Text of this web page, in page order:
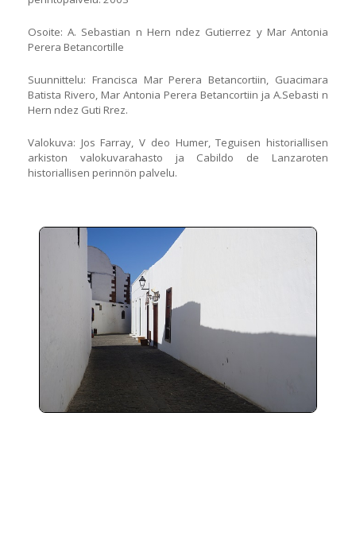
Osoite: A. Sebastian n Hern ndez Gutierrez y Mar Antonia
Perera Betancortille
Suunnittelu: Francisca Mar Perera Betancortiin, Guacimara
Batista Rivero, Mar Antonia Perera Betancortiin ja A.Sebasti n
Hern ndez Guti Rrez.
Valokuva: Jos Farray, V deo Humer, Teguisen historiallisen
arkiston valokuvarahasto ja Cabildo de Lanzaroten
historiallisen perinnön palvelu.